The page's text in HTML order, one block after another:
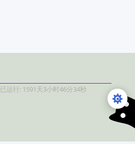
已运行: 1591天3小时46分35秒